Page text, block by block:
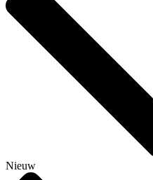
Nieuw